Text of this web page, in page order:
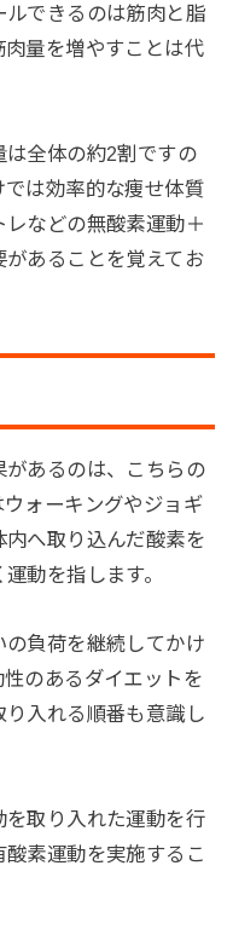
できるのは筋肉と脂
量を増やすことは代
は全体の約2割ですの
は効率的な痩せ体質
などの無酸素運動＋
あることを覚えてお
あるのは、こちらの
ォーキングやジョギ
へ取り込んだ酸素を
動を指します。
負荷を継続してかけ
のあるダイエットを
り入れる順番も意識し
取り入れた運動を行
素運動を実施するこ